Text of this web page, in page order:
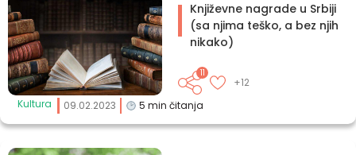
Kultura 09.02.2023 5 min čitanja
Književne nagrade u Srbiji
(sa njima teško, a bez njih
nikako)
11
+12